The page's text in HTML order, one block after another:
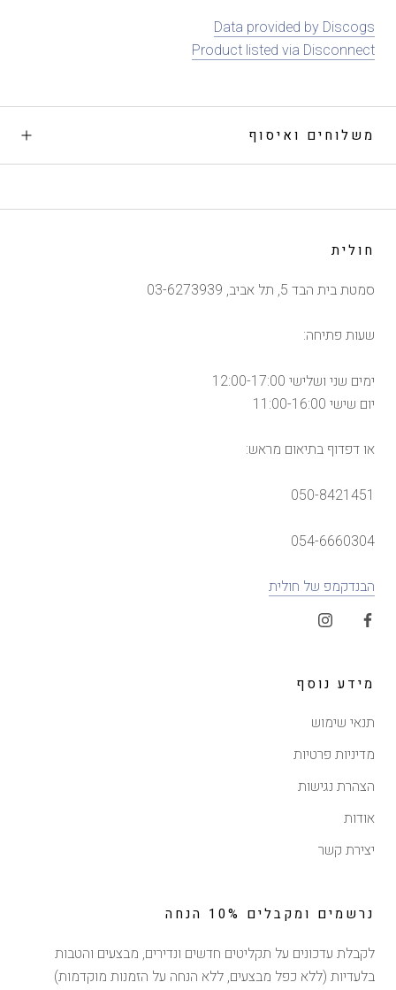
הנחה של 10% ברכישה
Data provided by Discogs
Product listed via Disconnect
משלוחים ואיסוף
חולית
סמטת בית הבד 5, תל אביב, 03-6273939
שעות פתיחה:
ימים שני ושלישי 12:00-17:00
יום שישי 11:00-16:00
או דפדוף בתיאום מראש:
050-8421451
054-6660304
הבנדקמפ של חולית
מידע נוסף
תנאי שימוש
מדיניות פרטיות
הצהרת נגישות
אודות
יצירת קשר
נרשמים ומקבלים 10% הנחה
לקבלת עדכונים על תקליטים חדשים ונדירים, מבצעים והטבות
בלעדיות (ללא כפל מבצעים, ללא הנחה על הזמנות מוקדמות)